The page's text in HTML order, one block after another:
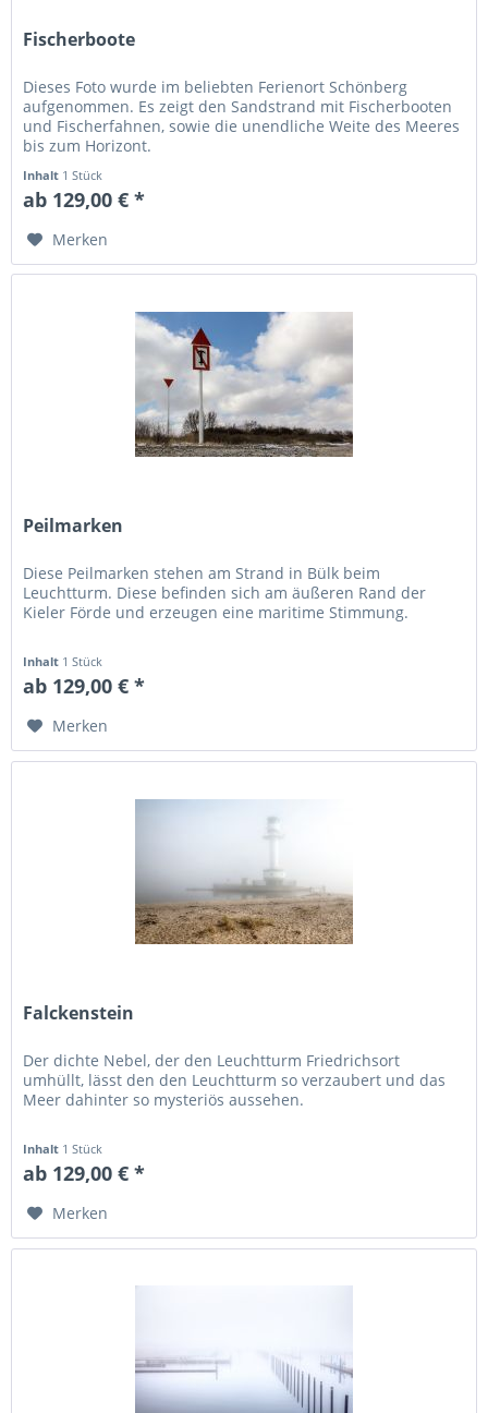
Fischerboote
Dieses Foto wurde im beliebten Ferienort Schönberg
aufgenommen. Es zeigt den Sandstrand mit Fischerbooten
und Fischerfahnen, sowie die unendliche Weite des Meeres
bis zum Horizont.
Inhalt 1 Stück
ab 129,00 € *
Merken
Peilmarken
Diese Peilmarken stehen am Strand in Bülk beim
Leuchtturm. Diese befinden sich am äußeren Rand der
Kieler Förde und erzeugen eine maritime Stimmung.
Inhalt 1 Stück
ab 129,00 € *
Merken
Falckenstein
Der dichte Nebel, der den Leuchtturm Friedrichsort
umhüllt, lässt den den Leuchtturm so verzaubert und das
Meer dahinter so mysteriös aussehen.
Inhalt 1 Stück
ab 129,00 € *
Merken